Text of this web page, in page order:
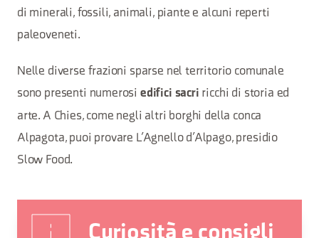
di minerali, fossili, animali, piante e alcuni reperti
paleoveneti.
Nelle diverse frazioni sparse nel territorio comunale
sono presenti numerosi edifici sacri ricchi di storia ed
arte. A Chies, come negli altri borghi della conca
Alpagota, puoi provare L’Agnello d’Alpago, presidio
Slow Food.